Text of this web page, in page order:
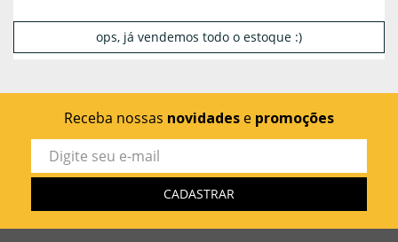
ops, já vendemos todo o estoque :)
Receba nossas novidades e promoções